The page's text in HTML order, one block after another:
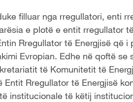
filluar nga rregullatori, enti
e plotë e entit rregullator
Rregullator të Energjisë që i
Evropian. Edhe në qoftë se
të Komunitetit të
Rregullator të Energjisë
institucionale të këtij